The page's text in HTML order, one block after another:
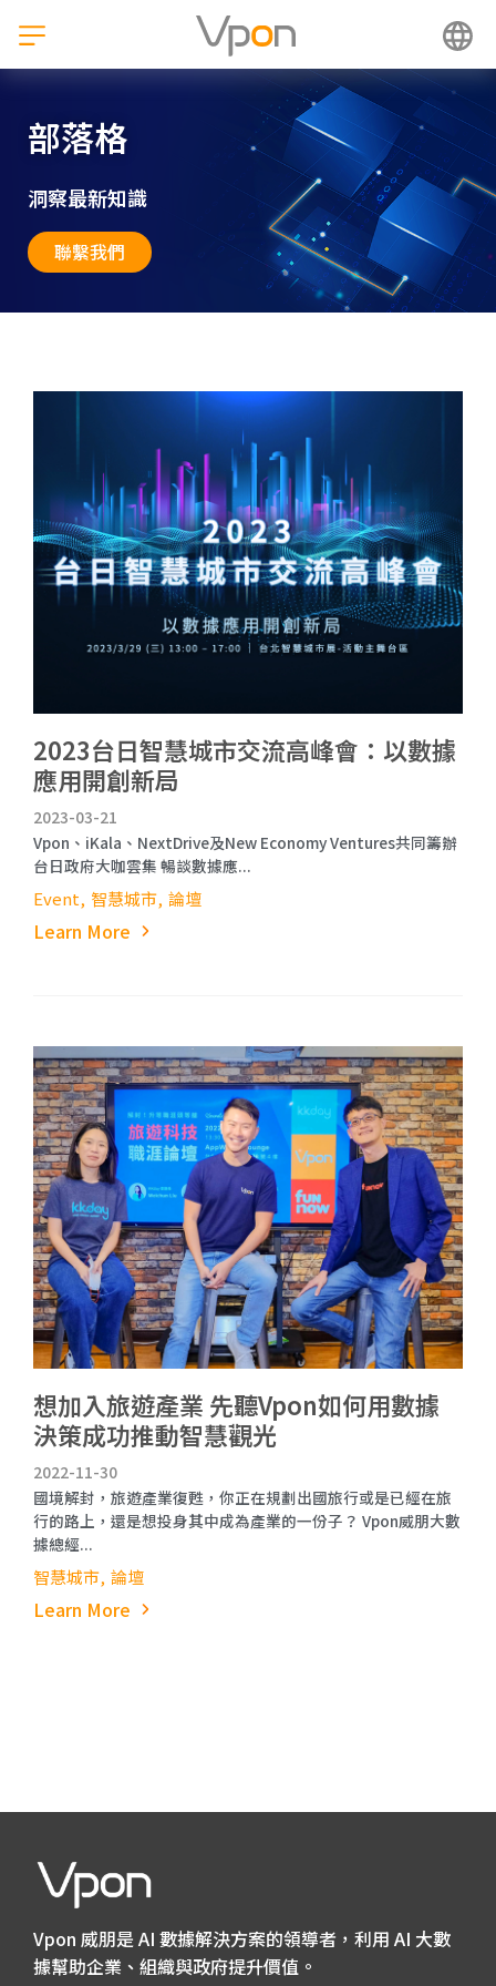
部落格
洞察最新知識
聯繫我們
2023台日智慧城市交流高峰會：以數據
應用開創新局
2023-03-21
Vpon、iKala、NextDrive及New Economy Ventures共同籌辦
台日政府大咖雲集 暢談數據應...
Event 智慧城市 論壇
Learn More
想加入旅遊產業 先聽Vpon如何用數據
決策成功推動智慧觀光
2022-11-30
國境解封，旅遊產業復甦，你正在規劃出國旅行或是已經在旅
行的路上，還是想投身其中成為產業的一份子？ Vpon威朋大數
據總經...
智慧城市 論壇
Learn More
Vpon 威朋是 AI 數據解決方案的領導者，利用 AI 大數
據幫助企業、組織與政府提升價值。